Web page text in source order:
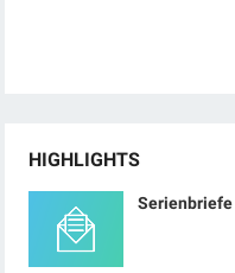
HIGHLIGHTS